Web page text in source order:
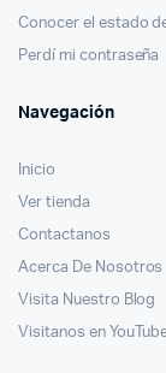
Conocer el estado
Perdí mi contraseña
Navegación
Inicio
Ver tienda
Contactanos
Acerca De Nosotros
Visita Nuestro Blog
Visitanos en